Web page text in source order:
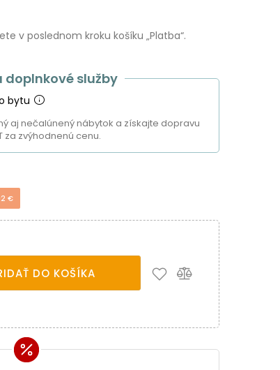
v poslednom kroku košíku „Platba“.
doplnkové služby
bytu
aj nečalúnený nábytok a získajte dopravu
za zvýhodnenú cenu.
€
DO KOŠÍKA